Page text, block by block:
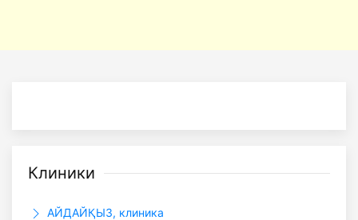
Клиники
АЙДАЙҚЫЗ, клиника